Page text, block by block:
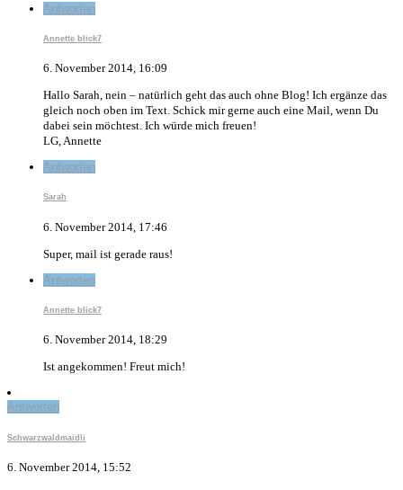
Antworten
Annette blick7
6. November 2014, 16:09
Hallo Sarah, nein – natürlich geht das auch ohne Blog! Ich ergänze das
gleich noch oben im Text. Schick mir gerne auch eine Mail, wenn Du
dabei sein möchtest. Ich würde mich freuen!
LG, Annette
Antworten
Sarah
6. November 2014, 17:46
Super, mail ist gerade raus!
Antworten
Annette blick7
6. November 2014, 18:29
Ist angekommen! Freut mich!
Antworten
Schwarzwaldmaidli
6. November 2014, 15:52